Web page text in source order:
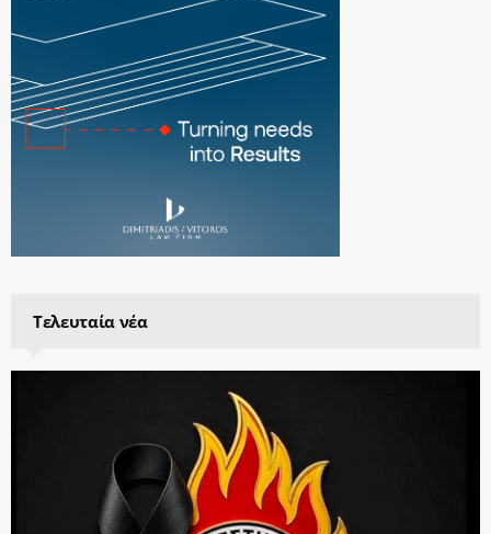
Τελευταία νέα